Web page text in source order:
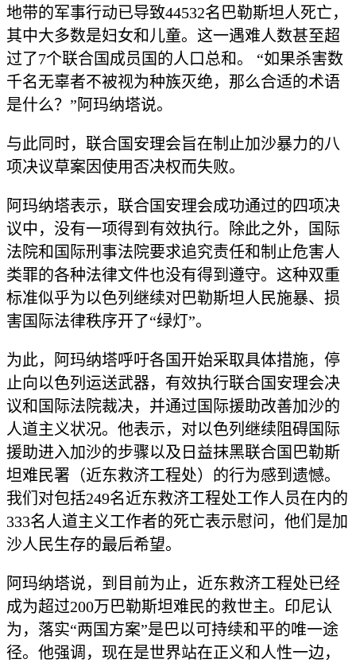
地带的军事行动已导致44532名巴勒斯坦人死亡，
其中大多数是妇女和儿童。这一遇难人数甚至超
过了7个联合国成员国的人口总和。 “如果杀害数
千名无辜者不被视为种族灭绝，那么合适的术语
是什么？”阿玛纳塔说。
与此同时，联合国安理会旨在制止加沙暴力的八
项决议草案因使用否决权而失败。
阿玛纳塔表示，联合国安理会成功通过的四项决
议中，没有一项得到有效执行。除此之外，国际
法院和国际刑事法院要求追究责任和制止危害人
类罪的各种法律文件也没有得到遵守。这种双重
标准似乎为以色列继续对巴勒斯坦人民施暴、损
害国际法律秩序开了“绿灯”。
为此，阿玛纳塔呼吁各国开始采取具体措施，停
止向以色列运送武器，有效执行联合国安理会决
议和国际法院裁决，并通过国际援助改善加沙的
人道主义状况。他表示，对以色列继续阻碍国际
援助进入加沙的步骤以及日益抹黑联合国巴勒斯
坦难民署（近东救济工程处）的行为感到遗憾。
我们对包括249名近东救济工程处工作人员在内的
333名人道主义工作者的死亡表示慰问，他们是加
沙人民生存的最后希望。
阿玛纳塔说，到目前为止，近东救济工程处已经
成为超过200万巴勒斯坦难民的救世主。印尼认
为，落实“两国方案”是巴以可持续和平的唯一途
径。他强调，现在是世界站在正义和人性一边，